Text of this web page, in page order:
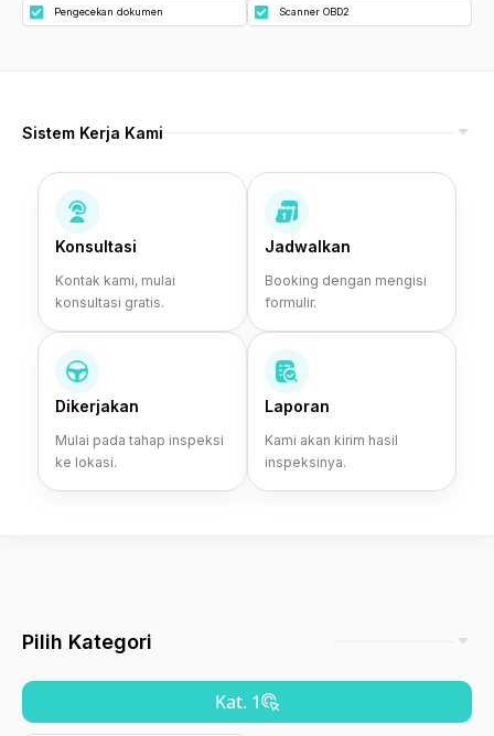
Pengecekan dokumen Scanner OBD2
Sistem Kerja Kami
Konsultasi
Kontak kami, mulai
konsultasi gratis.
Jadwalkan
Booking dengan mengisi
formulir.
Dikerjakan
Mulai pada tahap inspeksi
ke lokasi.
Laporan
Kami akan kirim hasil
inspeksinya.
Pilih Kategori
Kat. 1